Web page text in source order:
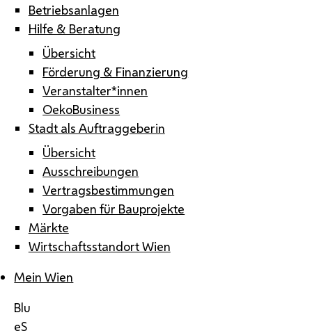
Betriebsanlagen
Hilfe & Beratung
Übersicht
Förderung & Finanzierung
Veranstalter*innen
OekoBusiness
Stadt als Auftraggeberin
Übersicht
Ausschreibungen
Vertragsbestimmungen
Vorgaben für Bauprojekte
Märkte
Wirtschaftsstandort Wien
Mein Wien
Blu
eS